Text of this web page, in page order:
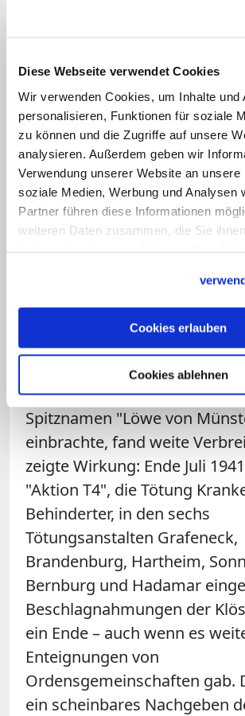
Diese Webseite verwendet Cookies
Wir verwenden Cookies, um Inhalte und
personalisieren, Funktionen für soziale
zu können und die Zugriffe auf unsere
analysieren. Außerdem geben wir
Verwendung unserer Website an unsere
soziale Medien, Werbung und Analysen
Partner führen diese Informationen
weiteren Daten zusammen, die Sie
Cookies erlauben
Cookies ablehnen
Ordensmänner und –frauen
beschlagnahmt wurden.
ist sicher, und mag er sich
der treueste,
Staatsbürger zu sein", sagte
forderte Gerechtigkeit. Eine
später, am 20. Juli, berichtete
weiteren
den Vergleich von Hammer
zwar den Schlägen des
ausgesetzt sei, der aber,
"hinreichend zäh, fest, hart"
länger aushalte als der
Der Protest des Bischofs,
Spitznamen "Löwe von
einbrachte, fand weite
zeigte Wirkung: Ende Juli
"Aktion T4", die Tötung
Behinderter, in den sechs
Tötungsanstalten Grafeneck,
Brandenburg, Hartheim,
Bernburg und Hadamar
Beschlagnahmungen der
ein Ende – auch wenn es
Enteignungen von
Ordensgemeinschaften gab.
ein scheinbares Nachgeben